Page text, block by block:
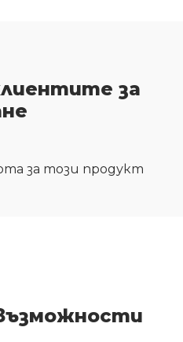
за
за този продукт